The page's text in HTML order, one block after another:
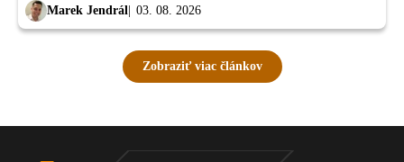
Marek Jendrál 03. 08. 2026
Zobraziť viac článkov